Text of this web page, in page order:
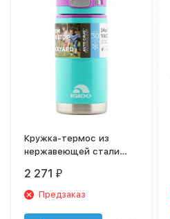
Кружка-термос из
нержавеющей стали
2 271 ₽
Предзаказ